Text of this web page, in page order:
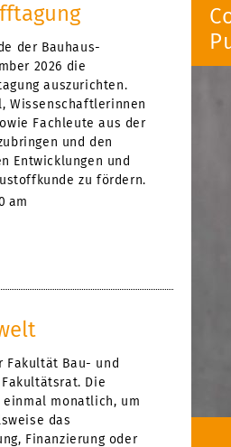
der Bauhaus-
2026 die
auszurichten.
Wissenschaftlerinnen
Fachleute aus der
und den
Entwicklungen und
zu fördern.
am
Fakultät Bau- und
Die
monatlich, um
das
Finanzierung oder